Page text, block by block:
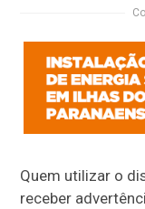
Quem utilizar o
receber